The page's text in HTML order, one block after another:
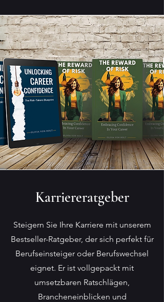
Karriereratgeber
Steigern Sie Ihre Karriere mit unserem
Bestseller-Ratgeber, der sich perfekt für
Berufseinsteiger oder Berufswechsel
eignet. Er ist vollgepackt mit
umsetzbaren Ratschlägen,
Brancheneinblicken und